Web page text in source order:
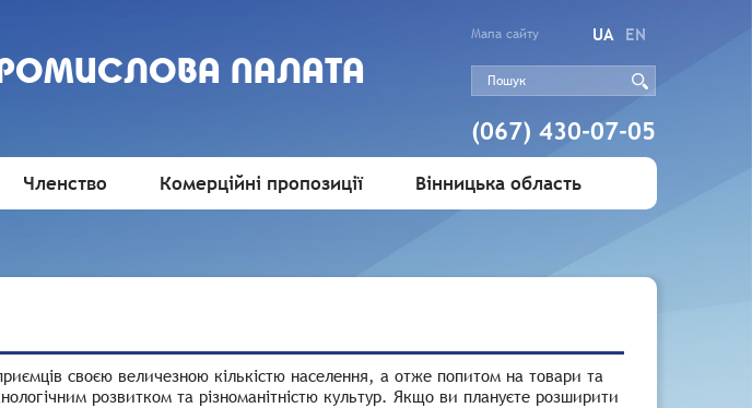
ПАЛАТА
Мапа сайту UA EN
(067) 430-07-05
Членство Комерційні пропозиції Вінницька область
своєю величезною кількістю населення, а отже попитом на товари та
розвитком та різноманітністю культур. Якщо ви плануєте розширити